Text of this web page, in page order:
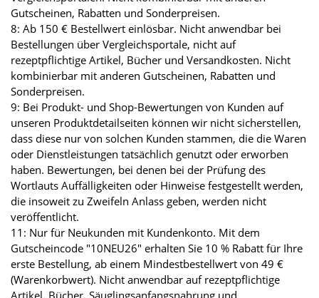
Gutscheinen, Rabatten und Sonderpreisen.
8: Ab 150 € Bestellwert einlösbar. Nicht anwendbar bei
Bestellungen über Vergleichsportale, nicht auf
rezeptpflichtige Artikel, Bücher und Versandkosten. Nicht
kombinierbar mit anderen Gutscheinen, Rabatten und
Sonderpreisen.
9: Bei Produkt- und Shop-Bewertungen von Kunden auf
unseren Produktdetailseiten können wir nicht sicherstellen,
dass diese nur von solchen Kunden stammen, die die Waren
oder Dienstleistungen tatsächlich genutzt oder erworben
haben. Bewertungen, bei denen bei der Prüfung des
Wortlauts Auffälligkeiten oder Hinweise festgestellt werden,
die insoweit zu Zweifeln Anlass geben, werden nicht
veröffentlicht.
11: Nur für Neukunden mit Kundenkonto. Mit dem
Gutscheincode "10NEU26" erhalten Sie 10 % Rabatt für Ihre
erste Bestellung, ab einem Mindestbestellwert von 49 €
(Warenkorbwert). Nicht anwendbar auf rezeptpflichtige